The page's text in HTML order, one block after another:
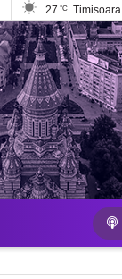
27 °C Timisoara